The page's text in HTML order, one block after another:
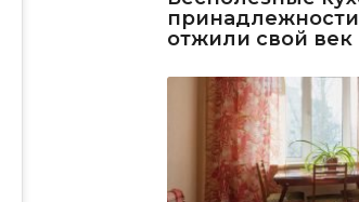
отжили свой век